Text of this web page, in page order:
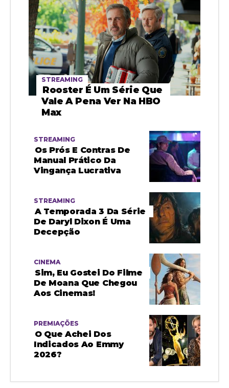
STREAMING
Rooster É Um Série Que
Vale A Pena Ver Na HBO
Max
STREAMING
Os Prós E Contras De
Manual Prático Da
Vingança Lucrativa
STREAMING
A Temporada 3 Da Série
De Daryl Dixon É Uma
Decepção
CINEMA
Sim, Eu Gostei Do Filme
De Moana Que Chegou
Aos Cinemas!
PREMIAÇÕES
O Que Achei Dos
Indicados Ao Emmy
2026?